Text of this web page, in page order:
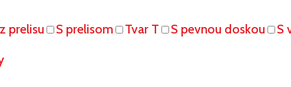
prelisu S prelisom Tvar T S pevnou doskou S